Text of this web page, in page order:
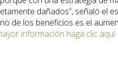
dañados”, señaló el
de los beneficios es el
información haga clic aquí